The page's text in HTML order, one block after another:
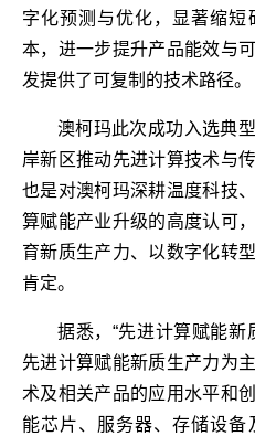
字化预测与优化，显著缩
本，进一步提升产品能效与
发提供了可复制的技术路径。
澳柯玛此次成功入选典
岸新区推动先进计算技术与
也是对澳柯玛深耕温度科技
算赋能产业升级的高度认可
育新质生产力、以数字化转
肯定。
据悉，“先进计算赋能新
先进计算赋能新质生产力为
术及相关产品的应用水平和
能芯片、服务器、存储设